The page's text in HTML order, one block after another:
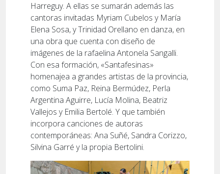
Harreguy. A ellas se sumarán además las
cantoras invitadas Myriam Cubelos y María
Elena Sosa, y Trinidad Orellano en danza, en
una obra que cuenta con diseño de
imágenes de la rafaelina Antonela Sangalli.
Con esa formación, «Santafesinas»
homenajea a grandes artistas de la provincia,
como Suma Paz, Reina Bermúdez, Perla
Argentina Aguirre, Lucía Molina, Beatriz
Vallejos y Emilia Bertolé. Y que también
incorpora canciones de autoras
contemporáneas: Ana Suñé, Sandra Corizzo,
Silvina Garré y la propia Bertolini.